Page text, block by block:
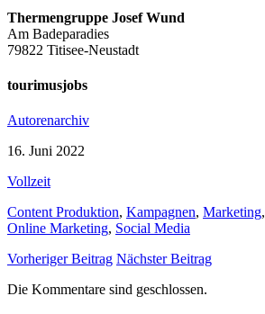
Thermengruppe Josef Wund
Am Badeparadies
79822 Titisee-Neustadt
tourimusjobs
Autorenarchiv
16. Juni 2022
Vollzeit
Content Produktion, Kampagnen, Marketing,
Online Marketing, Social Media
Vorheriger Beitrag Nächster Beitrag
Die Kommentare sind geschlossen.